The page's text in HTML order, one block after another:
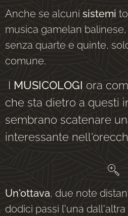
Anche se alcuni sistemi
musica gamelan
senza quarte e quinte,
comune.
I MUSICOLOGIora
che sta dietro a questi
sembrano scatenare
interessante
Un'ottava, due note
dodici passi l'una